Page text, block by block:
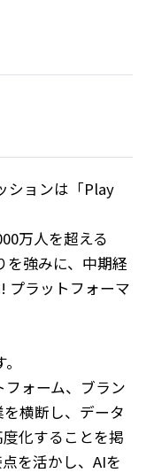
ションは「Play
万人を超える
を強みに、中期経
プラットフォーマ
ォーム、ブラン
横断し、データ
化することを掲
を活かし、AIを